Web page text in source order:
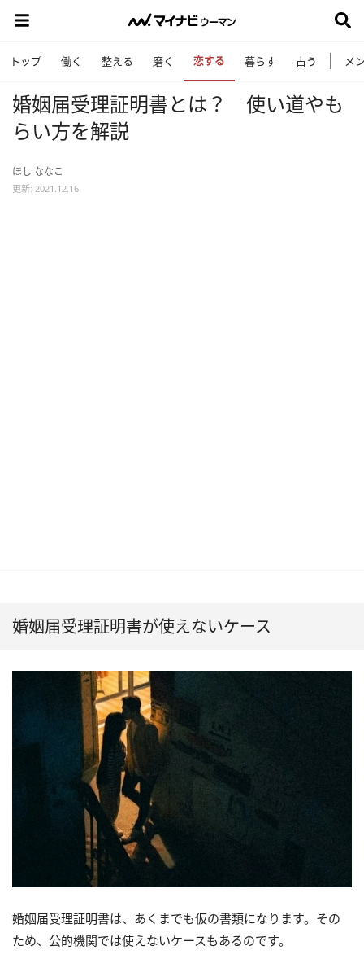
トップ 働く 整える 磨く 恋する 暮らす 占う メ
婚姻届受理証明書とは？ 使い道やも
らい方を解説
ほし ななこ
更新: 2021.12.16
婚姻届受理証明書が使えないケース
婚姻届受理証明書は、あくまでも仮の書類になります。その
ため、公的機関では使えないケースもあるのです。